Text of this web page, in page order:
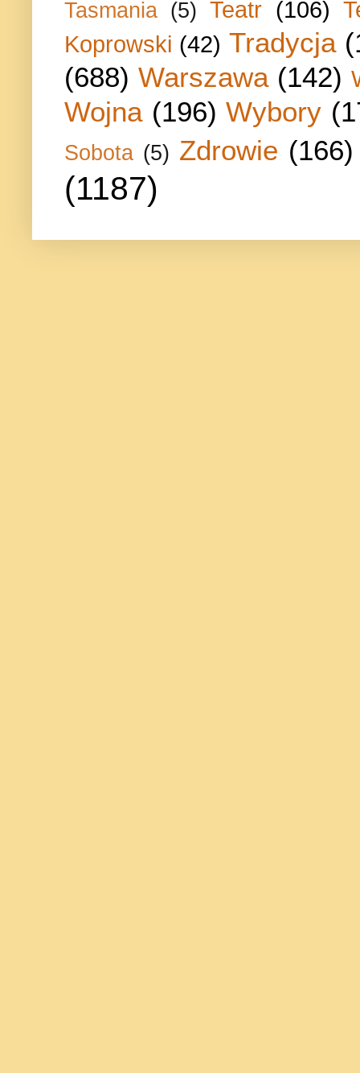
Tasmania (5) Teatr (106)
Koprowski (42) Tradycja
(688) Warszawa (142)
Wojna (196) Wybory
Sobota (5) Zdrowie (166)
(1187)